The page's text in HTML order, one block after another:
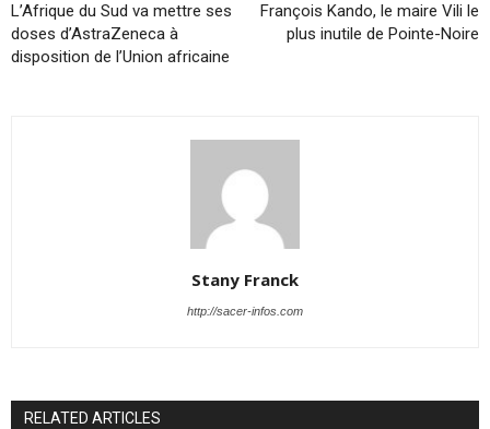
L’Afrique du Sud va mettre ses
doses d’AstraZeneca à
disposition de l’Union africaine
François Kando, le maire Vili le
plus inutile de Pointe-Noire
Stany Franck
http://sacer-infos.com
RELATED ARTICLES